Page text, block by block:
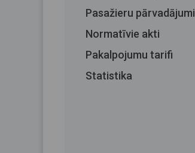
Pasažieru pārvadājumi
Normatīvie akti
Pakalpojumu tarifi
Statistika